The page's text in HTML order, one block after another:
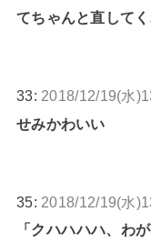
てちゃんと直して
33: 2018/12/19(水
せみかわいい
35: 2018/12/19(水
「クハハハハ、わ